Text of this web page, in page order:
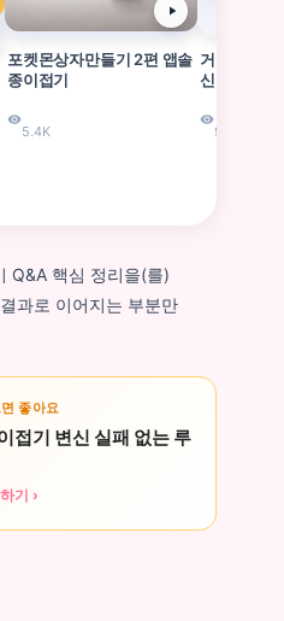
포켓몬상자만들기 2편 앱솔
종이접기
5.4K
거북이 종
신 기준
9.1K
Q&A 핵심 정리을(를)
과로 이어지는 부분만
좋아요
접기 변신 실패 없는 루
기 ›